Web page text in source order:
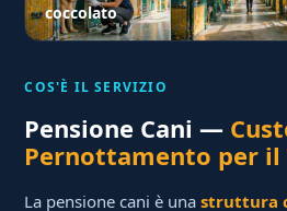
coccolato
COS'È IL SERVIZIO
Pensione Cani —
Pernottamento per il
La pensione cani è unastruttura